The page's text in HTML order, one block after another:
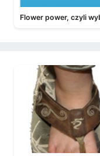
Flower power, czyli